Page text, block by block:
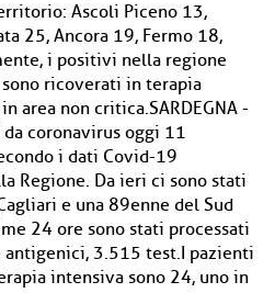
Ascoli Piceno 13,
25, Ancora 19, Fermo 18,
i positivi nella regione
ricoverati in terapia
area non critica.SARDEGNA -
coronavirus oggi 11
i dati Covid-19
Regione. Da ieri ci sono stati
e una 89enne del Sud
24 ore sono stati processati
3.515 test.I pazienti
intensiva sono 24, uno in